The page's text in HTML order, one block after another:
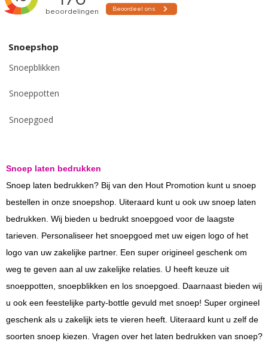
Snoepshop
Snoepblikken
Snoeppotten
Snoepgoed
Snoep laten bedrukken
Snoep laten bedrukken? Bij van den Hout Promotion kunt u snoep
bestellen in onze snoepshop. Uiteraard kunt u ook uw snoep laten
bedrukken. Wij bieden u bedrukt snoepgoed voor de laagste
tarieven. Personaliseer het snoepgoed met uw eigen logo of het
logo van uw zakelijke partner. Een super origineel geschenk om
weg te geven aan al uw zakelijke relaties. U heeft keuze uit
snoeppotten, snoepblikken en los snoepgoed. Daarnaast bieden wij
u ook een feestelijke party-bottle gevuld met snoep! Super orgineel
geschenk als u zakelijk iets te vieren heeft. Uiteraard kunt u zelf de
soorten snoep kiezen. Vragen over het laten bedrukken van snoep?